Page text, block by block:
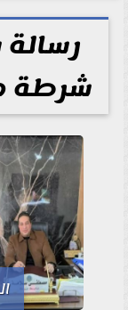
2026-06-02 06:56:43
شرطة